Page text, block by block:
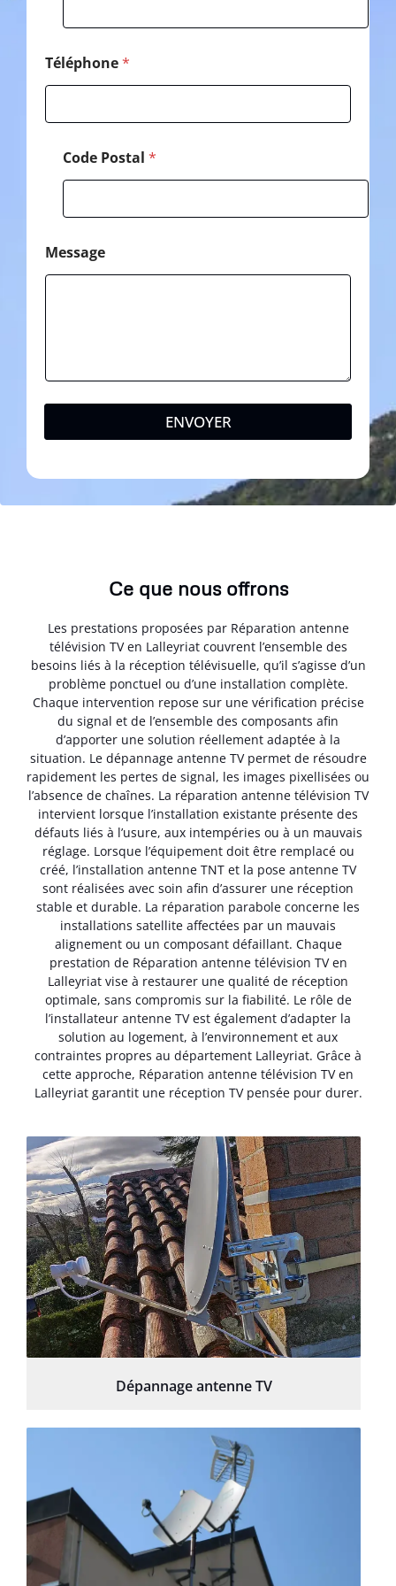
*
Téléphone*
Code Postal *
Message
ENVOYER
Ce que nous offrons
Les prestations proposées par Réparation antenne
télévision TV en Lalleyriat couvrent l’ensemble des
besoins liés à la réception télévisuelle, qu’il s’agisse d’un
problème ponctuel ou d’une installation complète.
Chaque intervention repose sur une vérification précise
du signal et de l’ensemble des composants afin
d’apporter une solution réellement adaptée à la
situation. Le dépannage antenne TV permet de résoudre
rapidement les pertes de signal, les images pixellisées ou
l’absence de chaînes. La réparation antenne télévision TV
intervient lorsque l’installation existante présente des
défauts liés à l’usure, aux intempéries ou à un mauvais
réglage. Lorsque l’équipement doit être remplacé ou
créé, l’installation antenne TNT et la pose antenne TV
sont réalisées avec soin afin d’assurer une réception
stable et durable. La réparation parabole concerne les
installations satellite affectées par un mauvais
alignement ou un composant défaillant. Chaque
prestation de Réparation antenne télévision TV en
Lalleyriat vise à restaurer une qualité de réception
optimale, sans compromis sur la fiabilité. Le rôle de
l’installateur antenne TV est également d’adapter la
solution au logement, à l’environnement et aux
contraintes propres au département Lalleyriat. Grâce à
cette approche, Réparation antenne télévision TV en
Lalleyriat garantit une réception TV pensée pour durer.
Dépannage antenne TV